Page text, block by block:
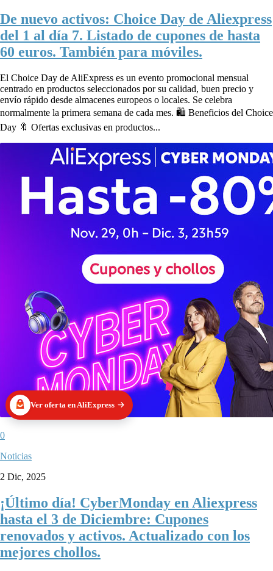
De nuevo activos: Choice Day de Aliexpress
del 1 al día 7. Listado de cupones de hasta
60 euros. También para móviles.
El Choice Day de AliExpress es un evento promocional mensual
centrado en productos seleccionados por su calidad, buen precio y
envío rápido desde almacenes europeos o locales. Se celebra
normalmente la primera semana de cada mes. 🛍️ Beneficios del Choice
Day 🔖 Ofertas exclusivas en productos...
Ver oferta en AliExpress
0
Noticias
2 Dic, 2025
¡Último día! CyberMonday en Aliexpress
hasta el 3 de Diciembre: Cupones
renovados y activos. Actualizado con los
mejores chollos.